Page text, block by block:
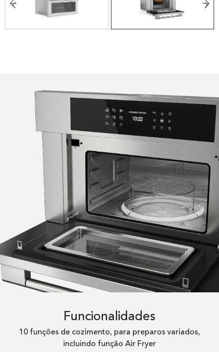
Funcionalidades
10 funções de cozimento, para preparos variados,
incluindo função Air Fryer